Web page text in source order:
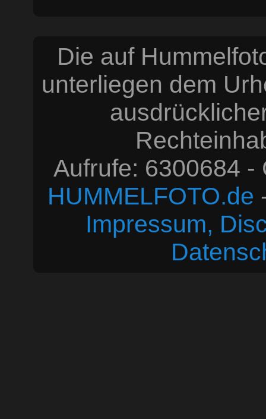
Die auf
unterliegen dem
Aufrufe: 6300684
HUMMELFOTO.de
Impressum,